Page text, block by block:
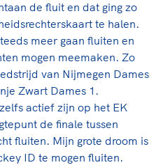
te skaten of naar
samen te juichen
Diede de
Elftal. Of met trots te
van je dochter,
moeder of de
club? Wat mag wel
kantine en online?
gedragscode geeft
een leer- en
de volgende functies
experts, coaches,
managers en
de fluit en dat ging zo
te halen.
meer gaan fluiten en
mogen meemaken. Zo
van Nijmegen Dames
Zwart Dames 1.
actief zijn op het EK
de finale tussen
fluiten. Mijn grote droom is
ID te mogen fluiten.